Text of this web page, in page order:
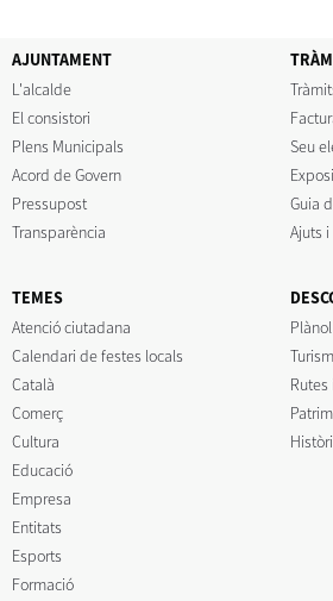
AJUNTAMENT
L'alcalde
El consistori
Plens Municipals
Acord de Govern
Pressupost
Transparència
Seu
Guia
Ajuts
TEMES
Atenció ciutadana
Calendari de festes locals
Català
Comerç
Cultura
Educació
Empresa
Entitats
Esports
Formació
Plànol